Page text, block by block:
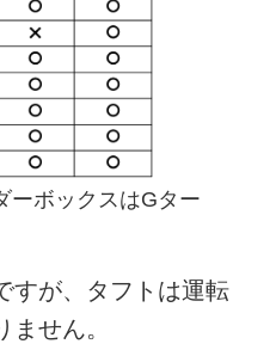
ボックスはGター
すが、タフトは運転
せん。